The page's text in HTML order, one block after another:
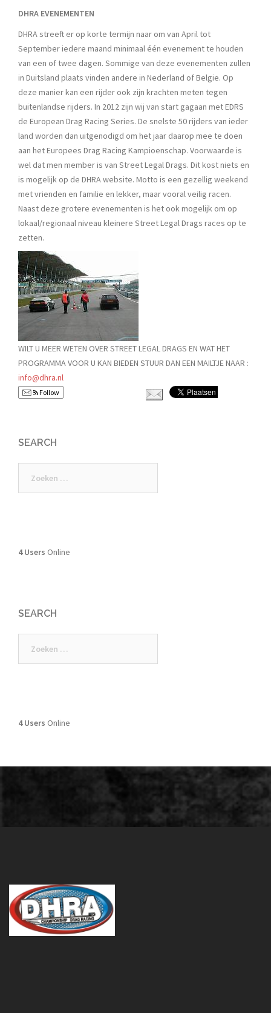
DHRA EVENEMENTEN
DHRA streeft er op korte termijn naar om van April tot
September iedere maand minimaal één evenement te houden
van een of twee dagen. Sommige van deze evenementen zullen
in Duitsland plaats vinden andere in Nederland of Belgie. Op
deze manier kan een rijder ook zijn krachten meten tegen
buitenlandse rijders. In 2012 zijn wij van start gagaan met EDRS
de European Drag Racing Series. De snelste 50 rijders van ieder
land worden dan uitgenodigd om het jaar daarop mee te doen
aan het Europees Drag Racing Kampioenschap. Voorwaarde is
wel dat men member is van Street Legal Drags. Dit kost niets en
is mogelijk op de DHRA website. Motto is een gezellig weekend
met vrienden en familie en lekker, maar vooral veilig racen.
Naast deze grotere evenementen is het ook mogelijk om op
lokaal/regionaal niveau kleinere Street Legal Drags races op te
zetten.
WILT U MEER WETEN OVER STREET LEGAL DRAGS EN WAT HET
PROGRAMMA VOOR U KAN BIEDEN STUUR DAN EEN MAILTJE NAAR :
info@dhra.nl
Follow
SEARCH
naar:
4 Users Online
SEARCH
naar:
4 Users Online